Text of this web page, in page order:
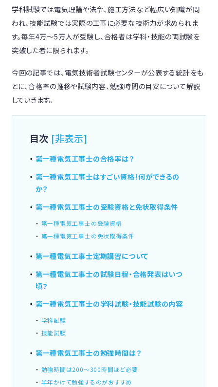
学科試験では電気理論や法令、施工方法など幅広い知識が問
われ、技能試験では実際の工事に必要な技術力が求められま
す。毎年4万〜5万人が受験し、合格者は学科・技能の両試験を
突破した者に限られます。
今回の記事では、電気技術者試験センターが公表する統計をも
とに、合格率の推移や試験内容、勉強時間の目安について解説
していきます。
目次 [非表示]
第一種電気工事士の合格率は？
第一種電気工事士はすごい資格！何ができるの
か？
第一種電気工事士の受験資格と免状取得条件
第一種電気工事士の受験資格
第一種電気工事士の免状取得条件
第一種電気工事士定期講習について
第一種電気工事士の試験日程・合格発表はいつ
頃？
第一種電気工事士の学科試験・技能試験の内容
学科試験
技能試験
第一種電気工事士の勉強時間は？
勉強時間は200～300時間ほど必要
半年かけて勉強するのがおすすめ